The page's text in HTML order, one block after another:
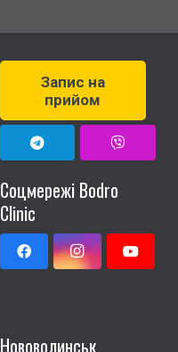
Запис на
прийом
Соцмережі Bodro
Clinic
Нововолинськ